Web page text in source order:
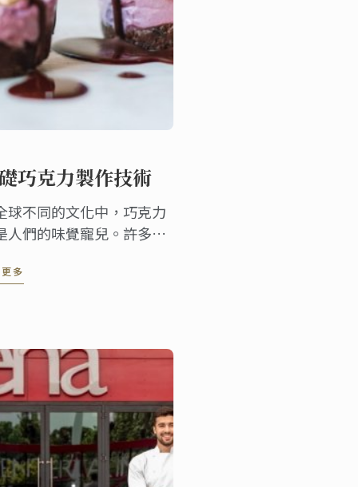
巧克力製作技術
球不同的文化中，巧克力
人們的味覺寵兒。許多成
等技巧，製作創意的巧克
多